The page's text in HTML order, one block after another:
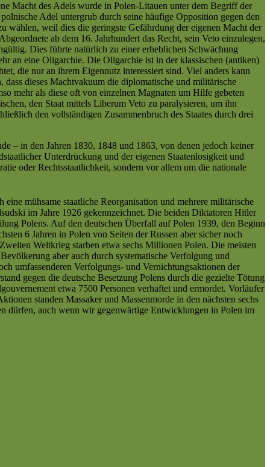
Macht des Adels wurde in Polen-Litauen unter dem Begriff der
Adel untergrub durch seine häufige Opposition gegen den
wählen, weil dies die geringste Gefährdung der eigenen Macht der
ab dem 16. Jahrhundert das Recht, sein Veto einzulegen,
Dies führte natürlich zu einer erheblichen Schwächung
an eine Oligarchie. Die Oligarchie ist in der klassischen (antiken)
die nur an ihrem Eigennutz interessiert sind. Viel anders kann
dieses Machtvakuum die diplomatische und militärische
mehr als diese oft von einzelnen Magnaten um Hilfe gebeten
den Staat mittels Liberum Veto zu paralysieren, um ihn
den vollständigen Zusammenbruch des Staates durch drei
– in den Jahren 1830, 1848 und 1863, von denen jedoch keiner
Unterdrückung und der eigenen Staatenlosigkeit und
oder Rechtsstaatlichkeit, sondern vor allem um die nationale
mühsame staatliche Reorganisation und mehrere militärische
im Jahre 1926 gekennzeichnet. Die beiden Diktatoren Hitler
Polens. Auf den deutschen Überfall auf Polen 1939, den Beginn
6 Jahren in Polen von Seiten der Russen aber sicher noch
Weltkrieg starben etwa sechs Millionen Polen. Die meisten
aber auch durch systematische Verfolgung und
umfassenderen Verfolgungs- und Vernichtungsaktionen der
gegen die deutsche Besetzung Polens durch die gezielte Tötung
etwa 7500 Personen verhaftet und ermordet. Vorläufer
standen Massaker und Massenmorde in den nächsten sechs
dürfen, auch wenn wir gegenwärtige Entwicklungen in Polen im